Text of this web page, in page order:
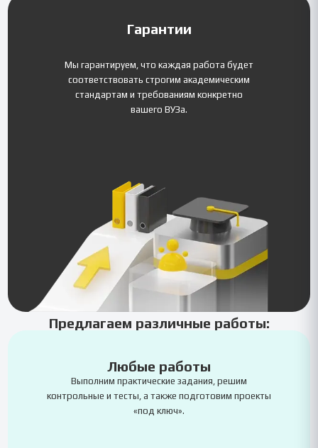
Гарантии
Мы гарантируем, что каждая работа будет
соответствовать строгим академическим
стандартам и требованиям конкретно
вашего ВУЗа.
Предлагаем различные работы:
Любые работы
Выполним практические задания, решим
контрольные и тесты, а также подготовим проекты
«под ключ».